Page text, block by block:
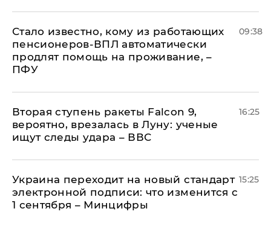
Стало известно, кому из работающих
пенсионеров-ВПЛ автоматически
продлят помощь на проживание, –
ПФУ
09:38
Вторая ступень ракеты Falcon 9,
вероятно, врезалась в Луну: ученые
ищут следы удара – ВВС
16:25
Украина переходит на новый стандарт
электронной подписи: что изменится с
1 сентября – Минцифры
15:25